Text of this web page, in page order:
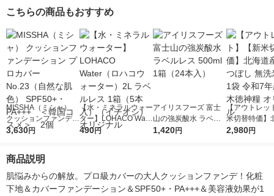
こちらの商品もおすすめ
MISSHA（ミシャ）
クッションファンデー
ション プロカバー N
国コスメ＞ 2個
3,630円
【水・ミネラルウォー
ター】LOHACO Wate
r（ロハコウォータ
490円
アイリスフーズ 富士
山の強炭酸水 ラベル
レス 500ml 1箱（24
1,420円
【アウトレッ
米切替特価】
ななつぼし 無
2,980円
商品説明
肌悩みからの解放。プロ級カバーの大人クッションファンデ！化粧
下地＆カバーファンデーション＆SPF50+・PA+++＆美容液効果が1